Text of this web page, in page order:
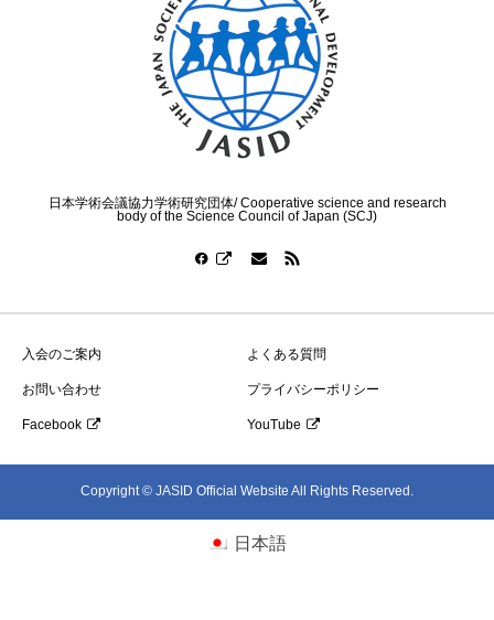
日本学術会議協力学術研究団体/ Cooperative science and research
body of the Science Council of Japan (SCJ)
入会のご案内 よくある質問
お問い合わせ プライバシーポリシー
Facebook YouTube
Copyright © JASID Official Website All Rights Reserved.
日本語